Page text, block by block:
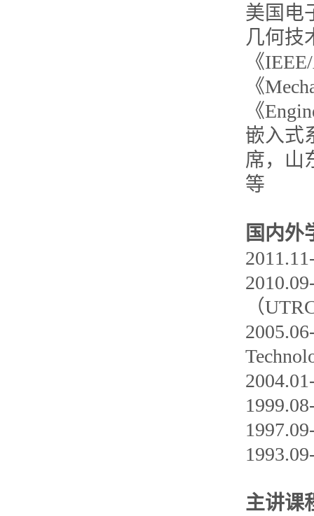
美国电
几何技
《
《
《
嵌入式
席，山
等
国内外
（
主讲课